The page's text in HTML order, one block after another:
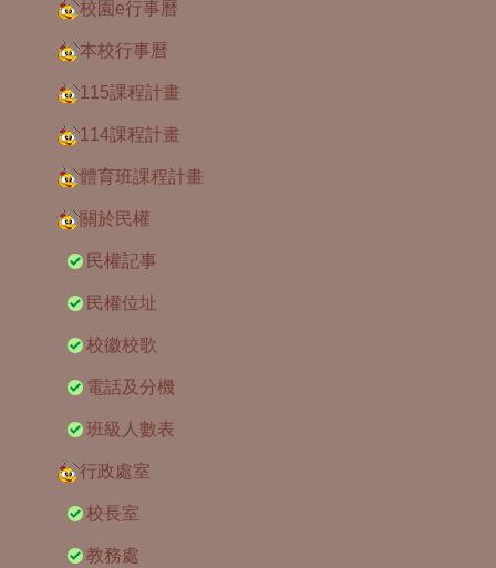
校園e行事曆
本校行事曆
115課程計畫
114課程計畫
體育班課程計畫
關於民權
民權記事
民權位址
校徽校歌
電話及分機
班級人數表
行政處室
校長室
教務處